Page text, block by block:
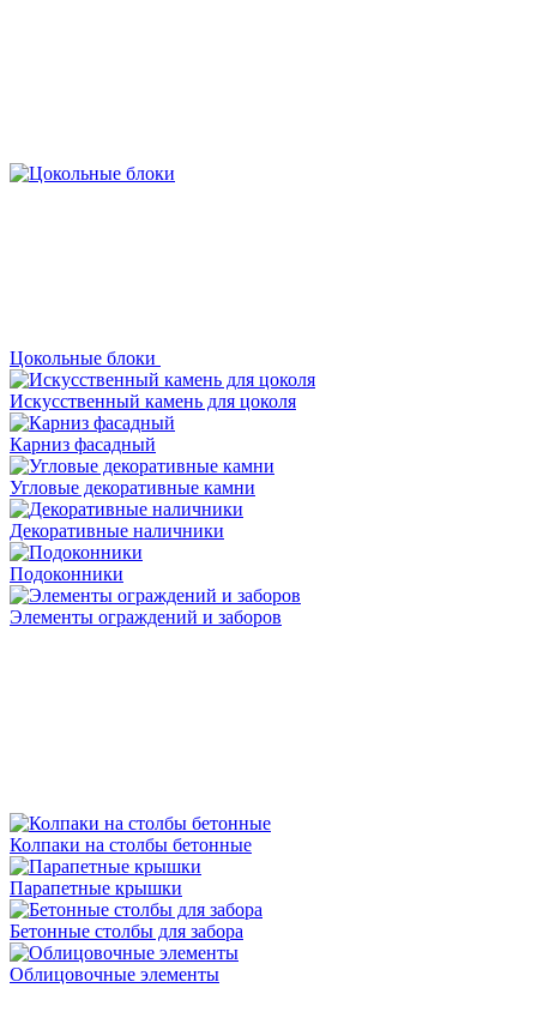
Цокольные блоки
Искусственный камень для цоколя
Карниз фасадный
Угловые декоративные камни
Декоративные наличники
Подоконники
Элементы ограждений и заборов
Колпаки на столбы бетонные
Парапетные крышки
Бетонные столбы для забора
Облицовочные элементы